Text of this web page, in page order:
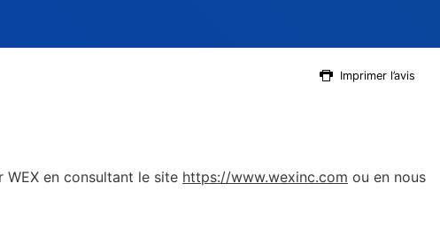
Imprimer l’avis
en consultant le site https://www.wexinc.com ou en nous